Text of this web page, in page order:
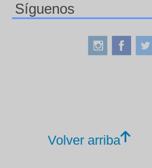
Síguenos
Volver arriba